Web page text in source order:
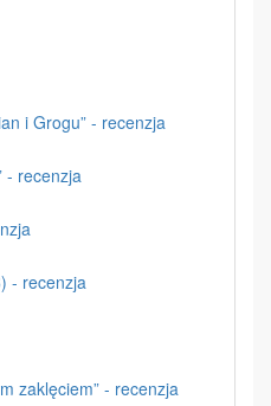
i Grogu” - recenzja
- recenzja
- recenzja
zaklęciem” - recenzja